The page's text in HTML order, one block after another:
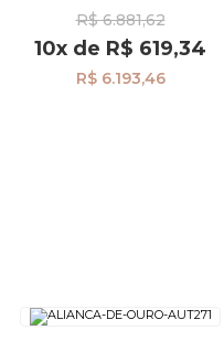
al40046
R$ 6.881,62
10x de R$ 619,34
R$ 6.193,46